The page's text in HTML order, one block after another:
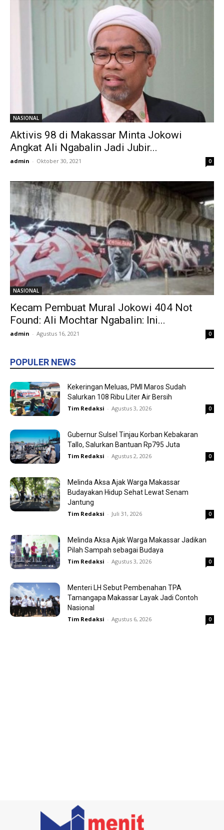
NASIONAL
Aktivis 98 di Makassar Minta Jokowi
Angkat Ali Ngabalin Jadi Jubir...
admin - Oktober 30, 2021 0
NASIONAL
Kecam Pembuat Mural Jokowi 404 Not
Found: Ali Mochtar Ngabalin: Ini...
admin - Agustus 16, 2021 0
POPULER NEWS
Kekeringan Meluas, PMI Maros Sudah
Salurkan 108 Ribu Liter Air Bersih
Tim Redaksi - Agustus 3, 2026 0
Gubernur Sulsel Tinjau Korban Kebakaran
Tallo, Salurkan Bantuan Rp795 Juta
Tim Redaksi - Agustus 2, 2026 0
Melinda Aksa Ajak Warga Makassar
Budayakan Hidup Sehat Lewat Senam
Jantung
Tim Redaksi - Juli 31, 2026 0
Melinda Aksa Ajak Warga Makassar Jadikan
Pilah Sampah sebagai Budaya
Tim Redaksi - Agustus 3, 2026 0
Menteri LH Sebut Pembenahan TPA
Tamangapa Makassar Layak Jadi Contoh
Nasional
Tim Redaksi - Agustus 6, 2026 0